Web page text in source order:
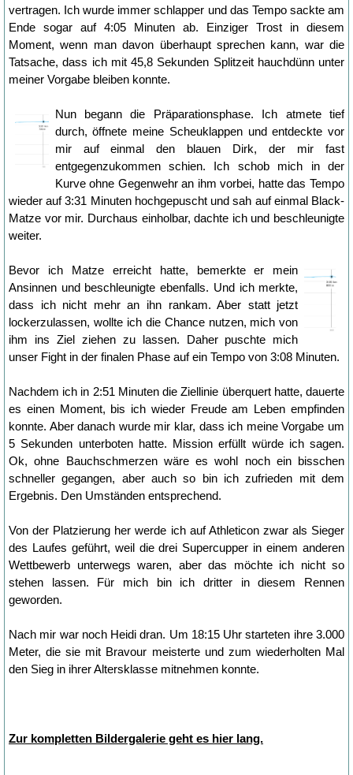
vertragen. Ich wurde immer schlapper und das Tempo sackte am
Ende sogar auf 4:05 Minuten ab. Einziger Trost in diesem
Moment, wenn man davon überhaupt sprechen kann, war die
Tatsache, dass ich mit 45,8 Sekunden Splitzeit hauchdünn unter
meiner Vorgabe bleiben konnte.
Nun begann die Präparationsphase. Ich atmete tief
durch, öffnete meine Scheuklappen und entdeckte vor
mir auf einmal den blauen Dirk, der mir fast
entgegenzukommen schien. Ich schob mich in der
Kurve ohne Gegenwehr an ihm vorbei, hatte das Tempo
wieder auf 3:31 Minuten hochgepuscht und sah auf einmal Black-
Matze vor mir. Durchaus einholbar, dachte ich und beschleunigte
weiter.
Bevor ich Matze erreicht hatte, bemerkte er mein
Ansinnen und beschleunigte ebenfalls. Und ich merkte,
dass ich nicht mehr an ihn rankam. Aber statt jetzt
lockerzulassen, wollte ich die Chance nutzen, mich von
ihm ins Ziel ziehen zu lassen. Daher puschte mich
unser Fight in der finalen Phase auf ein Tempo von 3:08 Minuten.
Nachdem ich in 2:51 Minuten die Ziellinie überquert hatte, dauerte
es einen Moment, bis ich wieder Freude am Leben empfinden
konnte. Aber danach wurde mir klar, dass ich meine Vorgabe um
5 Sekunden unterboten hatte. Mission erfüllt würde ich sagen.
Ok, ohne Bauchschmerzen wäre es wohl noch ein bisschen
schneller gegangen, aber auch so bin ich zufrieden mit dem
Ergebnis. Den Umständen entsprechend.
Von der Platzierung her werde ich auf Athleticon zwar als Sieger
des Laufes geführt, weil die drei Supercupper in einem anderen
Wettbewerb unterwegs waren, aber das möchte ich nicht so
stehen lassen. Für mich bin ich dritter in diesem Rennen
geworden.
Nach mir war noch Heidi dran. Um 18:15 Uhr starteten ihre 3.000
Meter, die sie mit Bravour meisterte und zum wiederholten Mal
den Sieg in ihrer Altersklasse mitnehmen konnte.
Zur kompletten Bildergalerie geht es hier lang.